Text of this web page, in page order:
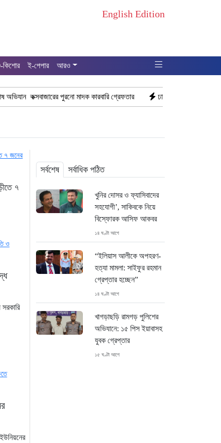
English Edition
কিশোর ই-পেপার আরও
পুরনো মাদক কারবারি গ্রেফতার ঢাকা চট্টগ্রাম মহাসড়ক স্টার লাইন বাসের
৭
সরকারি
সর্বশেষ সর্বাধিক পঠিত
খুনির দোসর ও ফ্যাসিবাদের
সহযোগী’, সাকিবকে নিয়ে
বিস্ফোরক আসিফ আকবর
১৪ ঘণ্টা আগে
“ইলিয়াস আলীকে অপহরণ-
হত্যা মামলা: সাইফুর রহমান
গ্রেপ্তার হচ্ছেন”
১৪ ঘণ্টা আগে
খাগড়াছড়ি রামগড় পুলিশের
অভিযানে: ১৫ পিস ইয়াবাসহ
যুবক গ্রেপ্তার
১৫ ঘণ্টা আগে